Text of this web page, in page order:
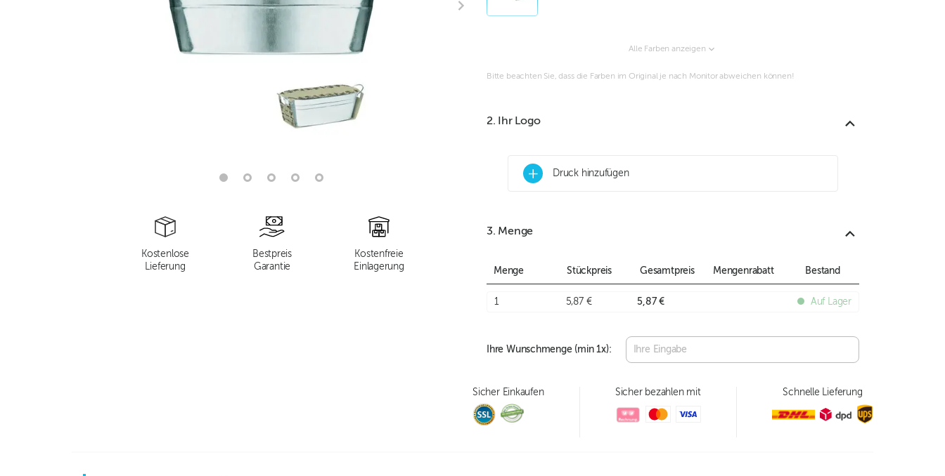
Kostenlose
Lieferung
Bestpreis
Garantie
Kostenfreie
Einlagerung
Alle Farben anzeigen
Bitte beachten Sie, dass die Farben im Original je nach Monitor abweichen können!
2. Ihr Logo
+ Druck hinzufügen
3. Menge
Menge Stückpreis Gesamtpreis Mengenrabatt Bestand
1 5,87 € 5,87 € Auf Lager
Ihre Wunschmenge (min1x):
Sicher Einkaufen Sicher bezahlen mit Schnelle Lieferung